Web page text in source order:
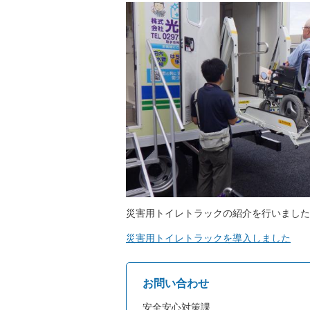
災害用トイレトラックの紹介を行いまし
災害用トイレトラックを導入しました
お問い合わせ
安全安心対策課